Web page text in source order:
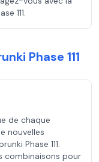
111.
Phase 111
de chaque
nouvelles
Phase 111.
combinaisons pour